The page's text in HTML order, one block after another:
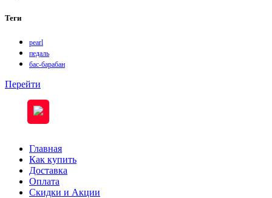
Теги
pearl
педаль
бас-барабан
Перейти
Главная
Как купить
Доставка
Оплата
Скидки и Акции